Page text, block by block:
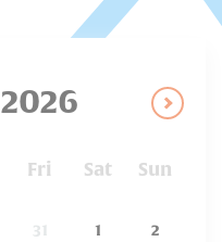
2026
Fri Sat Sun
31 1 2